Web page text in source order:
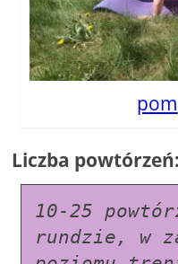
Liczba powtórzeń:
10-25
rundzie, w